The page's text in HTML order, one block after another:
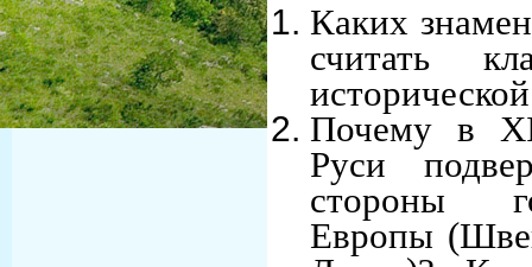
Каких
считать
Почему в
Руси
стороны
Европы